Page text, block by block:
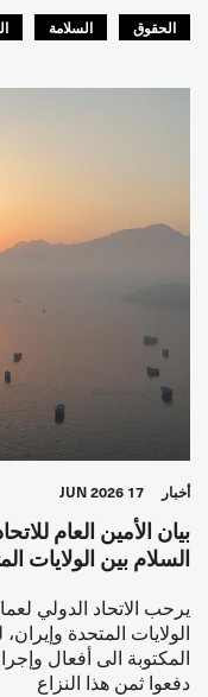
الحقوق السلامة
أخبار 17 JUN 2026
بيان الأمين العام
السلام بين الولايات
الولايات المتحدة
المكتوبة الى أفعال
دفعوا ثمن هذا النزاع